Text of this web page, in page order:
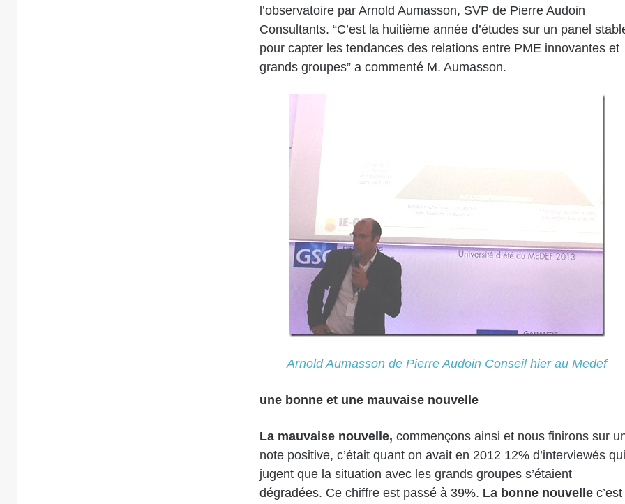
l’observatoire par Arnold Aumasson, SVP de Pierre Audoin
Consultants. “C’est la huitième année d’études sur un panel
pour capter les tendances des relations entre PME innovantes et
grands groupes” a commenté M. Aumasson.
Arnold Aumasson de Pierre Audoin Conseil hier au Medef
une bonne et une mauvaise nouvelle
La mauvaise nouvelle, commençons ainsi et nous finirons sur
note positive, c’était quant on avait en 2012 12% d’interviewés qui
jugent que la situation avec les grands groupes s’étaient
dégradées. Ce chiffre est passé à 39%. La bonne nouvellec’est